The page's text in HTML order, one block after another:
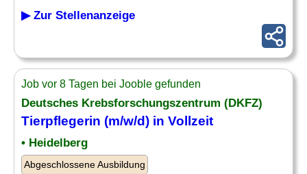
▶ Zur Stellenanzeige
Job vor 8 Tagen bei Jooble gefunden
Deutsches Krebsforschungszentrum (DKFZ)
Tierpflegerin (m/w/d) in Vollzeit
• Heidelberg
Abgeschlossene Ausbildung